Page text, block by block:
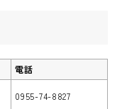
電話
0955-74-8827